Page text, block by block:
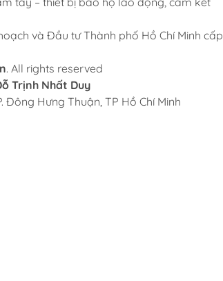
và Đầu tư Thành phố Hồ Chí Minh cấp
. All rights reserved
Trịnh Nhất Duy
Đông Hưng Thuận, TP Hồ Chí Minh